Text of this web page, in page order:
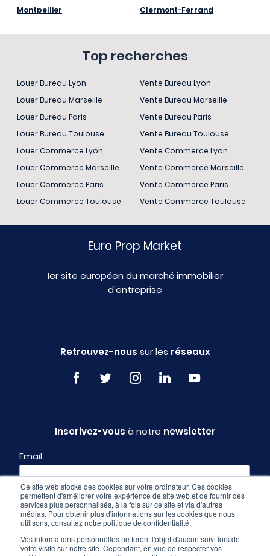
Ce site web stocke des cookies sur votre ordinateur. Ces cookies
permettent d'améliorer votre expérience de site web et de fournir des
services plus personnalisés, à la fois sur ce site et via d'autres
médias. Pour obtenir plus d'informations sur les cookies que nous
utilisons, consultez notre politique de confidentialité.
Vos informations personnelles ne feront l'objet d'aucun suivi lors de
votre visite sur notre site. Cependant, en vue de respecter vos
Montpellier
Clermont-Ferrand
Top recherches
Louer Bureau Lyon
Louer Bureau Marseille
Louer Bureau Paris
Louer Bureau Toulouse
Louer Commerce Lyon
Louer Commerce Marseille
Louer Commerce Paris
Louer Commerce Toulouse
Vente Bureau Lyon
Vente Bureau Marseille
Vente Bureau Paris
Vente Bureau Toulouse
Vente Commerce Lyon
Vente Commerce Marseille
Vente Commerce Paris
Vente Commerce Toulouse
Euro Prop Market
1er site européen du marché immobilier
d'entreprise
Retrouvez-nous sur les réseaux
Inscrivez-vous à notre newsletter
Email
Profil